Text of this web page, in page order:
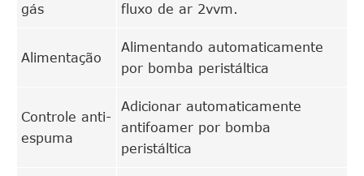
gás
fluxo de ar 2vvm.
Alimentação
Alimentando automaticamente
por bomba peristáltica
Controle anti-
espuma
Adicionar automaticamente
antifoamer por bomba
peristáltica